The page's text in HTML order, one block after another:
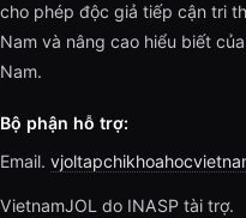
cho phép độc giả tiếp cận tri
Nam và nâng cao hiểu biết
Nam.
Bộ phận hỗ trợ:
Email.
VietnamJOL do INASP tài trợ.